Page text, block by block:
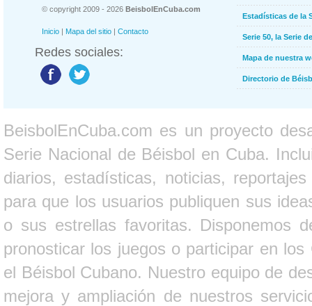
© copyright 2009 - 2026 BeisbolEnCuba.com
Inicio | Mapa del sitio | Contacto
Redes sociales:
Estadísticas de la
Serie 50, la Serie
Mapa de nuestra
Directorio de
BeisbolEnCuba.com es un proyecto
Serie Nacional de Béisbol en Cuba.
diarios, estadísticas, noticias,
para que los usuarios publiquen sus
o sus estrellas favoritas. Disponemos
pronosticar los juegos o participar en
el Béisbol Cubano. Nuestro equipo de
mejora y ampliación de nuestros